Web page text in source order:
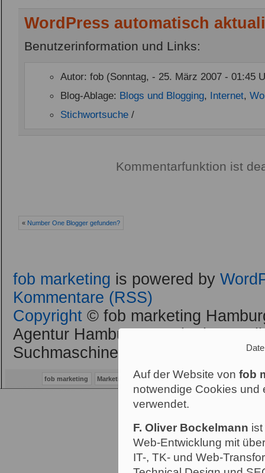
WordPress automatisch
Benutzerinformation und Links:
Autor: fob (Sonntag, - 25. März 2007 - 01:45
Blog-Ablage: Blogs und Blogging, Internet,
Stichwortsuche /
Kommentarfunktion ist
« Number One Blogger gefunden?
fob marketing is powered by
Kommentare (RSS)
Copyright © fob marketing
Agentur Hamburg : Marketing,
Suchmaschinenoptimierung / SEO
fob marketing Marketing Consulting Hamburg Marketing
Auf der Website von fob
notwendige Cookies und
verwendet.
F. Oliver Bockelmann
Web-Entwicklung mit
IT-, TK- und Web-